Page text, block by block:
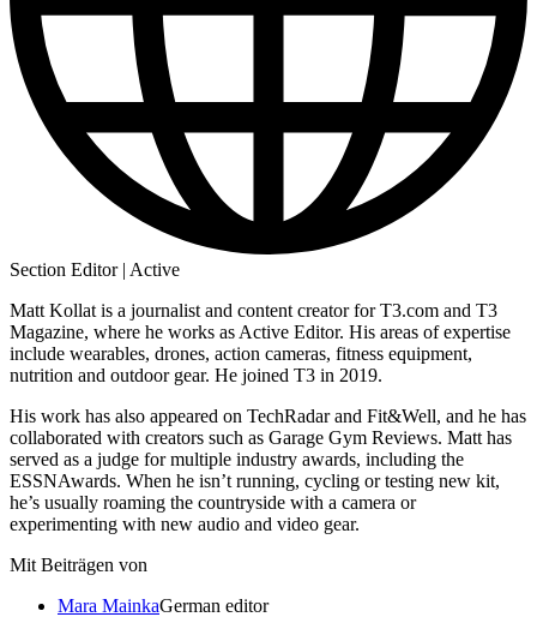
Section Editor | Active
Matt Kollat is a journalist and content creator for T3.com and T3
Magazine, where he works as Active Editor. His areas of expertise
include wearables, drones, action cameras, fitness equipment,
nutrition and outdoor gear. He joined T3 in 2019.
His work has also appeared on TechRadar and Fit&Well, and he has
collaborated with creators such as Garage Gym Reviews. Matt has
served as a judge for multiple industry awards, including the
ESSNAwards. When he isn’t running, cycling or testing new kit,
he’s usually roaming the countryside with a camera or
experimenting with new audio and video gear.
Mit Beiträgen von
Mara MainkaGerman editor